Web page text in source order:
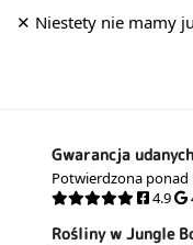
Gwarancja
Potwierdzona ponad
4.9
Rośliny w Jungle